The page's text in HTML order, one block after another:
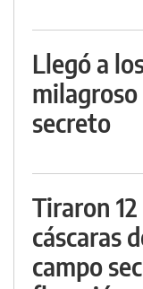
Llegó a
milagroso
secreto
Tiraron
cáscaras
campo